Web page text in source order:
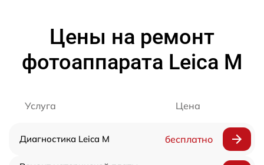
Цены на ремонт
фотоаппарата Leica M
Услуга Цена
Диагностика Leica M бесплатно